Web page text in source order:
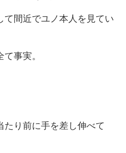
て間近でユノ本人を見てい
事実。
たり前に手を差し伸べて